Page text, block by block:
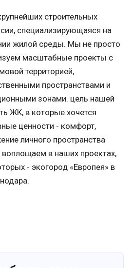
строительных
специализирующаяся на
жилой среды. Мы не просто
масштабные проекты с
территорией,
пространствами и
зонами. цель нашей
ЖК, в которые хочется
ценности - комфорт,
личного пространства
в наших проектах,
- экогород «Европея» в